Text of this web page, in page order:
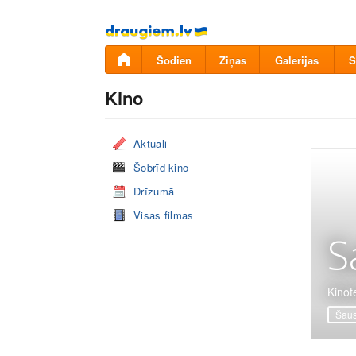
Pāriet
uz
saturu
Šodien Ziņas Galerijas
Kino
Aktuāli
Šobrīd kino
Drīzumā
Visas filmas